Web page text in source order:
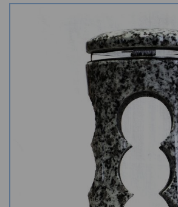
Chladící kostky a puky
Doplňky do kuchyně
Hřbitovní doplňky
Zvířecí náhrobky a pomníčky
Kamenné stoly, konferenční
Barevné kamenné drti
Štípané kamenné obklady
Dárkové předměty z